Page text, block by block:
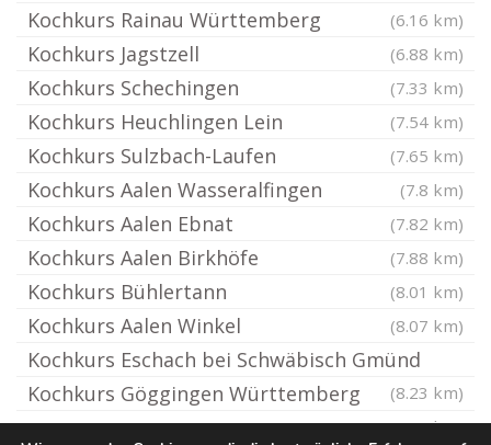
Kochkurs Rainau Württemberg (6.16 km)
Kochkurs Jagstzell (6.88 km)
Kochkurs Schechingen (7.33 km)
Kochkurs Heuchlingen Lein (7.54 km)
Kochkurs Sulzbach-Laufen (7.65 km)
Kochkurs Aalen Wasseralfingen (7.8 km)
Kochkurs Aalen Ebnat (7.82 km)
Kochkurs Aalen Birkhöfe (7.88 km)
Kochkurs Bühlertann (8.01 km)
Kochkurs Aalen Winkel (8.07 km)
Kochkurs Eschach bei Schwäbisch Gmünd
(8.23 km)
Kochkurs Göggingen Württemberg
(8.36 km)